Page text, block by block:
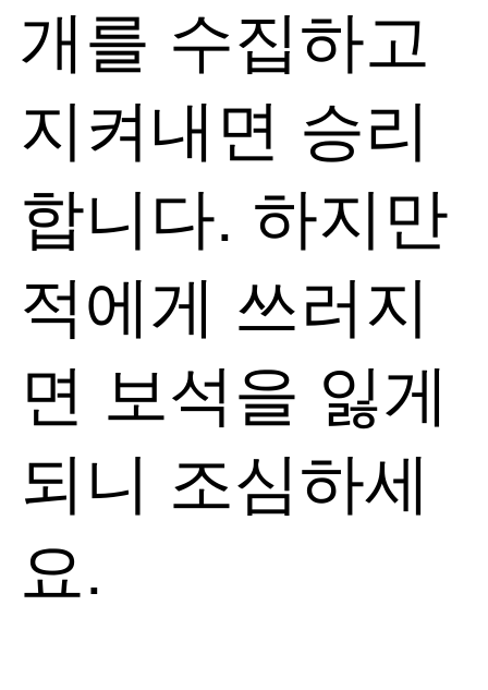
개를 수집하고
지켜내면 승리
합니다. 하지만
적에게 쓰러지
면 보석을 잃게
되니 조심하세
요.